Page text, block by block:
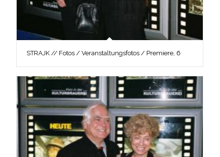
STRAJK // Fotos / Veranstaltungsfotos / Premiere, 6